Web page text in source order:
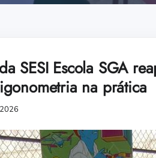
SESI Escola SGA
na prática